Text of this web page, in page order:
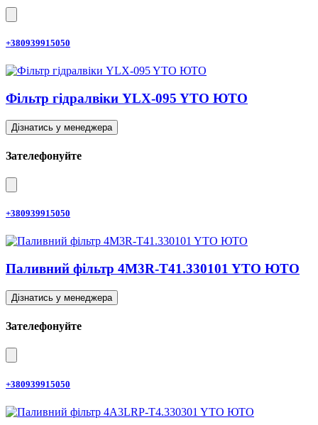
+380939915050
Фільтр гідралвіки YLX-095 YTO ЮТО
Дізнатись у менеджера
Зателефонуйте
+380939915050
Паливний фільтр 4M3R-T41.330101 YTO ЮТО
Дізнатись у менеджера
Зателефонуйте
+380939915050